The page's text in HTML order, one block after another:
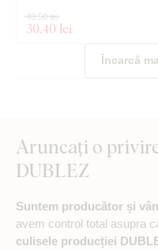
30,40 lei
40,50 lei
Încarcă
Aruncați o
DUBLEZ
Suntem producător și
avem control total asupra
culisele producției